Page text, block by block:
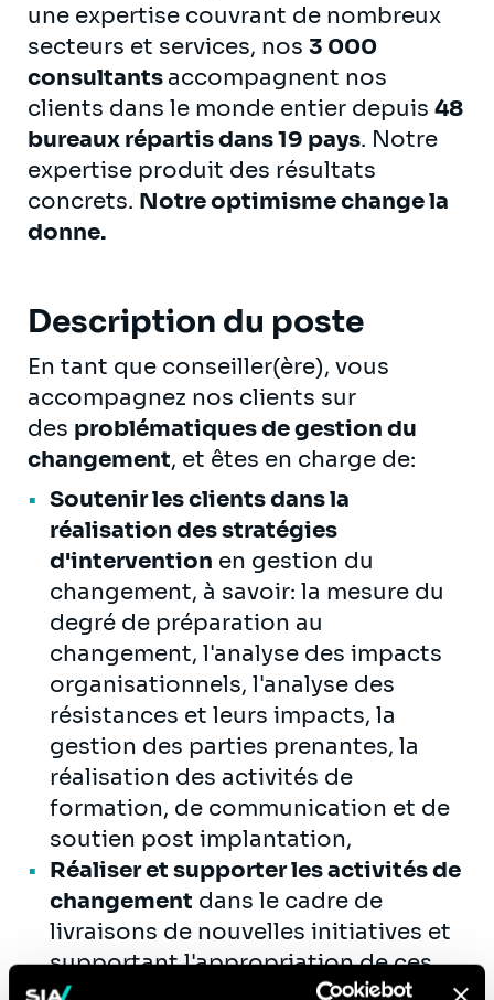
une expertise couvrant de nombreux
secteurs et services, nos 3 000
consultants accompagnent nos
clients dans le monde entier depuis 48
bureaux répartis dans 19 pays. Notre
expertise produit des résultats
concrets. Notre optimisme change la
donne.
Description du poste
En tant que conseiller(ère), vous
accompagnez nos clients sur
des problématiques de gestion du
changement, et êtes en charge de:
Soutenir les clients dans la
réalisation des stratégies
d'intervention en gestion du
changement, à savoir: la mesure du
degré de préparation au
changement, l'analyse des impacts
organisationnels, l'analyse des
résistances et leurs impacts, la
gestion des parties prenantes, la
réalisation des activités de
formation, de communication et de
soutien post implantation,
Réaliser et supporter les activités de
changement dans le cadre de
livraisons de nouvelles initiatives et
supportant l'appropriation de ces
solutions par les différents niveaux